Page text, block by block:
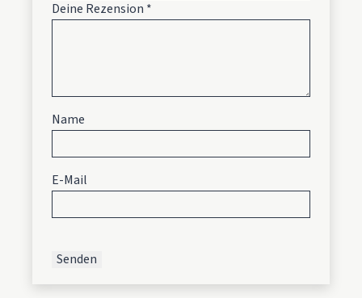
Deine Rezension *
Name
E-Mail